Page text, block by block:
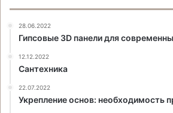
28.06.2022
Гипсовые 3D панели для
12.12.2022
Сантехника
22.07.2022
Укрепление основ: необходимость